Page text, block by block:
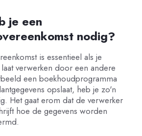
je een
nodig?
is essentieel als je
verwerken door een andere
een boekhoudprogramma
opslaat, heb je zo'n
Het gaat erom dat de verwerker
hoe de gegevens worden